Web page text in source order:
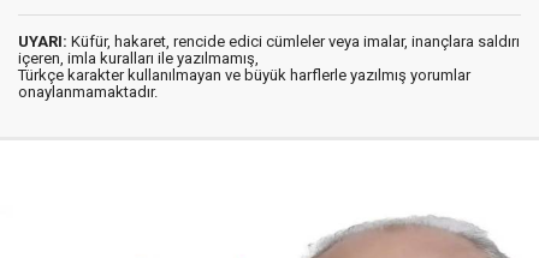
UYARI: Küfür, hakaret, rencide edici cümleler veya imalar, inançlara saldırı
içeren, imla kuralları ile yazılmamış,
Türkçe karakter kullanılmayan ve büyük harflerle yazılmış yorumlar
onaylanmamaktadır.